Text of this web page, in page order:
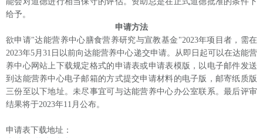
给予。
申请方法
欲申请"达能营养中心膳食营养研究与宣教基金"2023年项目者，需在
2023年5月31日以前向达能营养中心递交申请。从即日起可以在达能营
养中心网站上下载规定格式的申请表或申请表模版， 以电子邮件发送
到达能营养中心电子邮箱的方式提交申请材料的电子版，邮寄纸质版
三份至以下地址。未尽事宜可与达能营养中心办公室联系。最后评审
结果将于2023年11 月公布。
申请表下载地址：